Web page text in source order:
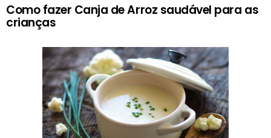
Como fazer Canja de Arroz saudável para as
crianças